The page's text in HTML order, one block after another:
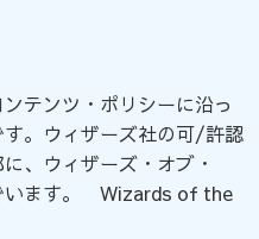
テンツ・ポリシーに沿っ
。ウィザーズ社の可/許認
、ウィザーズ・オブ・
います。©Wizards of the